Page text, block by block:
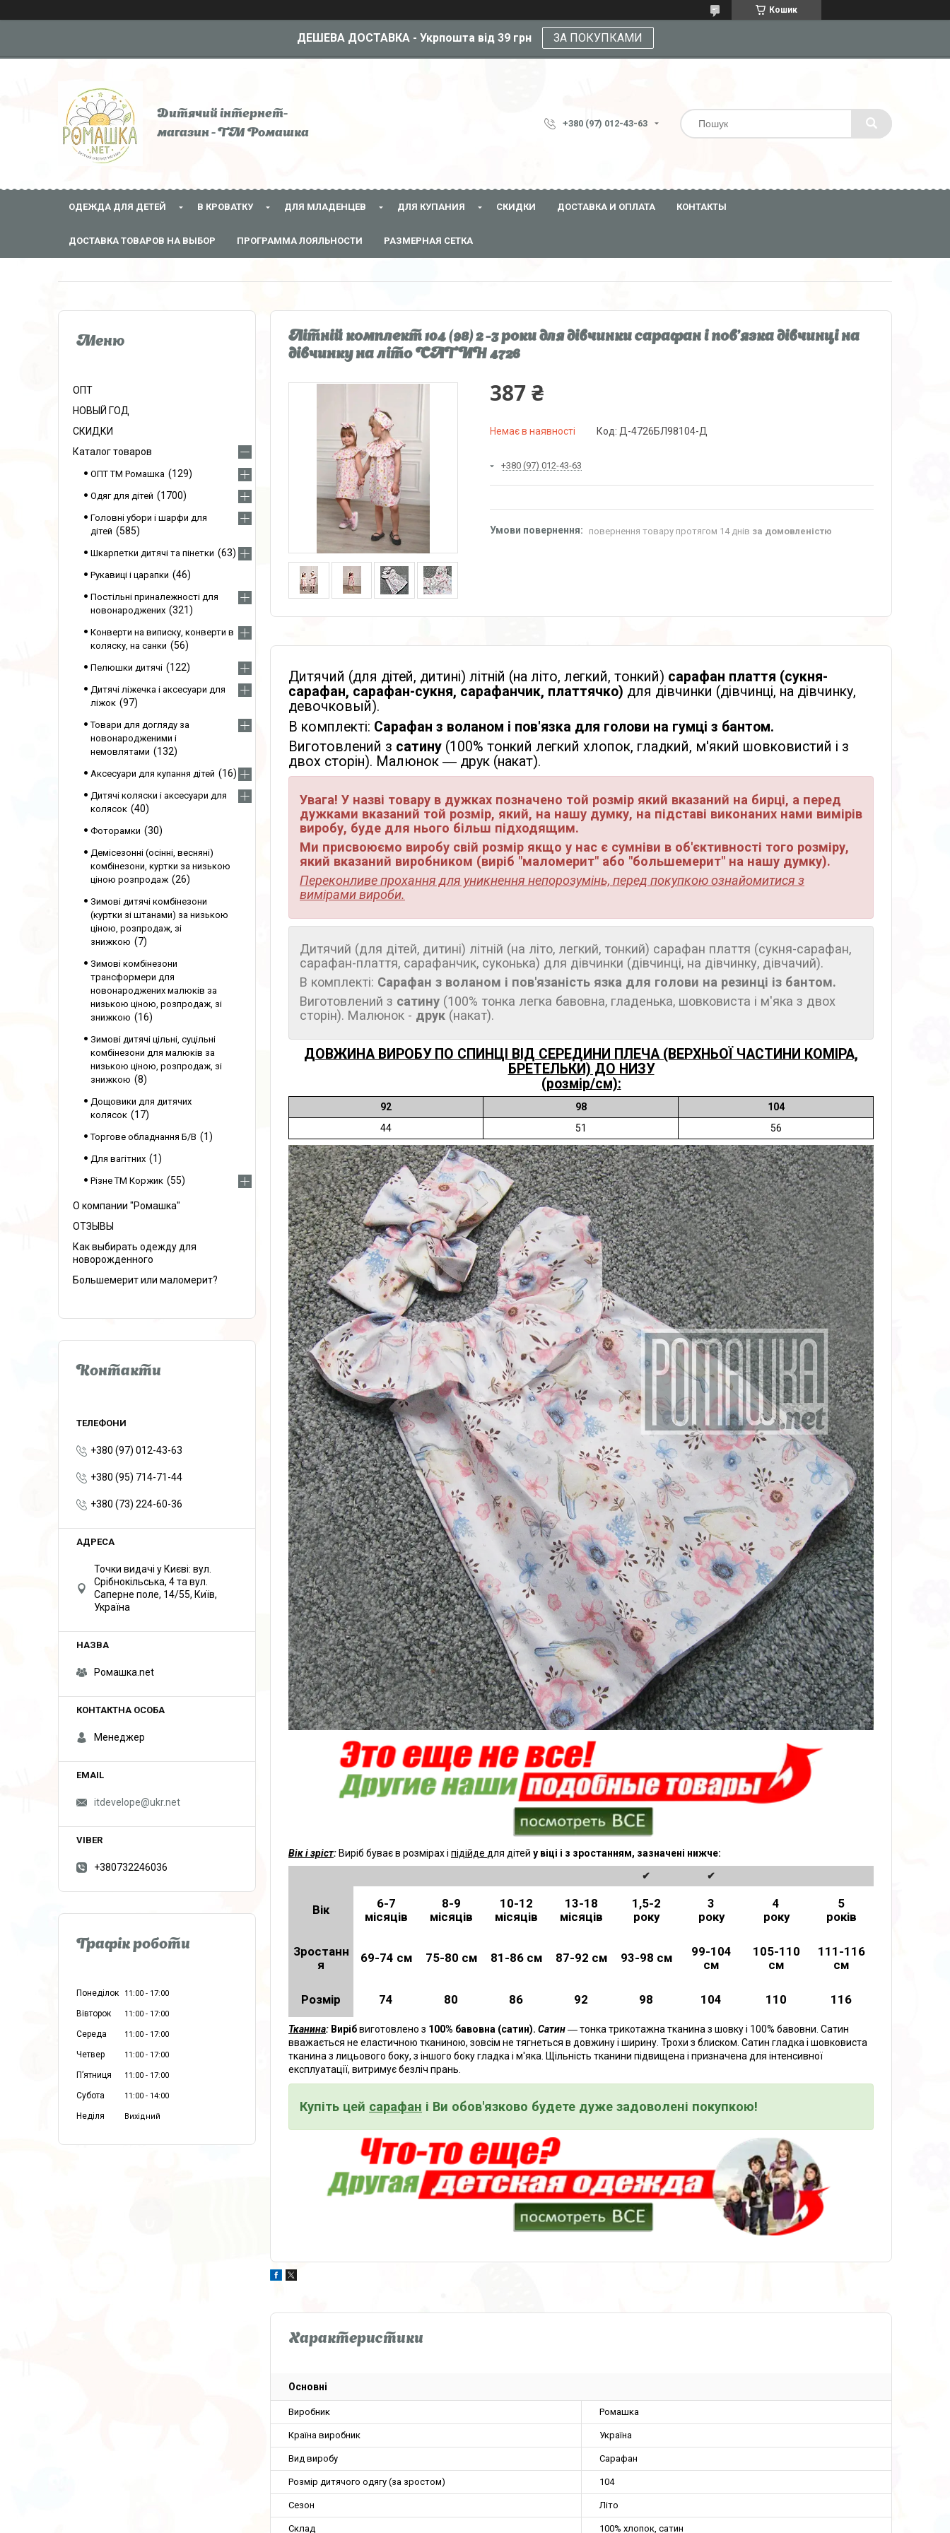
Кошик
ДЕШЕВА ДОСТАВКА - Укрпошта від 39 грн ЗА ПОКУПКАМИ
Дитячий інтернет-
магазин - ТМ Ромашка
+380 (97) 012-43-63
ОДЕЖДА ДЛЯ ДЕТЕЙ В КРОВАТКУ ДЛЯ МЛАДЕНЦЕВ ДЛЯ КУПАНИЯ СКИДКИ ДОСТАВКА И ОПЛАТА КОНТАКТЫ
ДОСТАВКА ТОВАРОВ НА ВЫБОР ПРОГРАММА ЛОЯЛЬНОСТИ РАЗМЕРНАЯ СЕТКА
Літній комплект 104 (98) 2 -3 роки для дівчинки сарафан і пов'язка дівчинці на
дівчинку на літо САТИН 4726
387 ₴
Немає в наявності Код: Д-4726БЛ98104-Д
+380 (97) 012-43-63
повернення товару протягом 14 днів за домовленістю
Дитячий (для дітей, дитині) літній (на літо, легкий, тонкий) сарафан плаття (сукня-
сарафан, сарафан-сукня, сарафанчик, платтячко) для дівчинки (дівчинці, на дівчинку,
девочковый).
В комплекті: Сарафан з воланом і пов'язка для голови на гумці з бантом.
Виготовлений з сатину (100% тонкий легкий хлопок, гладкий, м'який шовковистий і з
двох сторін). Малюнок ― друк (накат).
Увага! У назві товару в дужках позначено той розмір який вказаний на бирці, а перед
дужками вказаний той розмір, який, на нашу думку, на підставі виконаних нами вимірів
виробу, буде для нього більш підходящим.
Ми присвоюємо виробу свій розмір якщо у нас є сумніви в об'єктивності того розміру,
який вказаний виробником (виріб "маломерит" або "большемерит" на нашу думку).
Переконливе прохання для уникнення непорозумінь, перед покупкою ознайомитися з
вимірами вироби.
Дитячий (для дітей, дитині) літній (на літо, легкий, тонкий) сарафан плаття (сукня-сарафан,
сарафан-плаття, сарафанчик, суконька) для дівчинки (дівчинці, на дівчинку, дівчачий).
В комплекті: Сарафан з воланом і пов'язаність язка для голови на резинці із бантом.
Виготовлений з сатину (100% тонка легка бавовна, гладенька, шовковиста і м'яка з двох
сторін). Малюнок - друк (накат).
ДОВЖИНА ВИРОБУ ПО СПИНЦІ ВІД СЕРЕДИНИ ПЛЕЧА (ВЕРХНЬОЇ ЧАСТИНИ КОМІРА,
БРЕТЕЛЬКИ) ДО НИЗУ
(розмір/см):
92 98
104
44
51 56
Вік і зріст: Виріб буває в розмірах і підійде для дітей у віці і з зростанням, зазначені нижче:
✔
✔
Вік
6-7
місяців
8-9
місяців
10-12
місяців
13-18
місяців
1,5-2
року
3
року
4
року
5
років
Зростанн
я
69-74 см 75-80 см 81-86 см 87-92 см 93-98 см
99-104
см
105-110
см
111-116
см
Розмір 74 80 86 92 98 104 110 116
Тканина: Вирібвиготовлено з 100% бавовна (сатин). Сатин― тонка трикотажна тканина з шовку і 100% бавовни. Сатин
вважається не еластичною тканиною, зовсім не тягнеться в довжину і ширину. Трохи з блиском. Сатин гладка і шовковиста
тканина з лицьового боку, з іншого боку гладка і м'яка. Щільність тканини підвищена і призначена для інтенсивної
експлуатації, витримує безліч прань.
Купіть цей сарафан і Ви обов'язково будете дуже задоволені покупкою!
Характеристики
Основні
Виробник Ромашка
Країна виробник Україна
Вид виробу Сарафан
Розмір дитячого одягу (за зростом) 104
Сезон Літо
Склад 100% хлопок, сатин
ОПТ
НОВЫЙ ГОД
СКИДКИ
Каталог товаров
ОПТ ТМ Ромашка 129
Одяг для дітей 1700
Головні убори і шарфи для
дітей
585
Шкарпетки дитячі та пінетки 63
Рукавиці і царапки 46
Постільні приналежності для
новонароджених
321
Конверти на виписку, конверти в
коляску, на санки
56
Пелюшки дитячі 122
Дитячі ліжечка і аксесуари для
ліжок
97
Товари для догляду за
новонародженими і
немовлятами
132
Аксесуари для купання дітей 16
Дитячі коляски і аксесуари для
колясок
40
Фоторамки 30
Демісезонні (осінні, весняні)
комбінезони, куртки за низькою
ціною розпродаж
26
Зимові дитячі комбінезони
(куртки зі штанами) за низькою
ціною, розпродаж, зі
знижкою
7
Зимові комбінезони
трансформери для
новонароджених малюків за
низькою ціною, розпродаж, зі
знижкою
16
Зимові дитячі цільні, суцільні
комбінезони для малюків за
низькою ціною, розпродаж, зі
знижкою
8
Дощовики для дитячих
колясок
17
Торгове обладнання Б/В 1
Для вагітних 1
Різне ТМ Коржик 55
О компании "Ромашка"
ОТЗЫВЫ
Как выбирать одежду для
новорожденного
Большемерит или маломерит?
Контакти
+380 (97) 012-43-63
+380 (95) 714-71-44
+380 (73) 224-60-36
Точки видачі у Києві: вул.
Срібнокільська, 4 та вул.
Саперне поле, 14/55, Київ,
Україна
Ромашка.net
Менеджер
itdevelope@ukr.net
+380732246036
Графік роботи
Понеділок 11:00 17:00
Вівторок 11:00 17:00
Середа 11:00 17:00
Четвер 11:00 17:00
Пʼятниця 11:00 17:00
Субота 11:00 14:00
Неділя Вихідний